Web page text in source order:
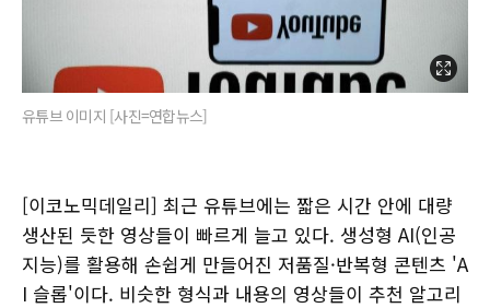
유튜브 이미지 [사진=연합뉴스]
[이코노믹데일리] 최근 유튜브에는 짧은 시간 안에 대량
생산된 듯한 영상들이 빠르게 늘고 있다. 생성형 AI(인공
지능)를 활용해 손쉽게 만들어진 저품질·반복형 콘텐츠 'A
I 슬롭'이다. 비슷한 형식과 내용의 영상들이 추천 알고리